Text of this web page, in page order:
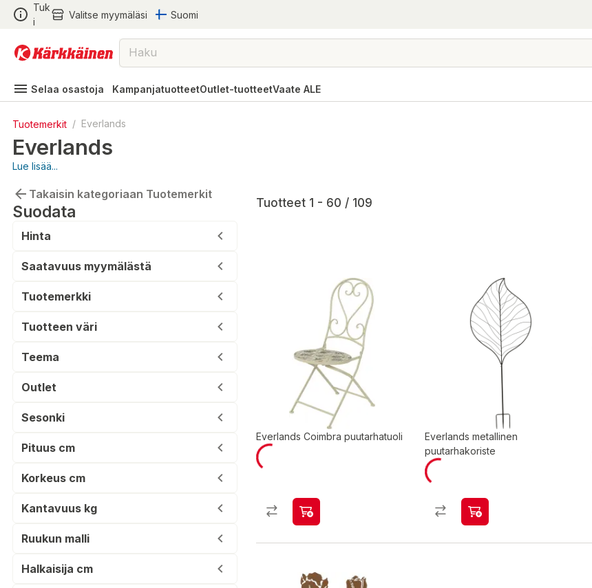
Tuk
i
Valitse myymäläsi Suomi
Selaa osastoja KampanjatuotteetOutlet-tuotteetVaate ALE
Tuotemerkit / Everlands
Everlands
Lue lisää...
Takaisin kategoriaan Tuotemerkit
Suodata
Hinta
Saatavuus myymälästä
Tuotemerkki
Tuotteen väri
Teema
Outlet
Sesonki
Pituus cm
Korkeus cm
Kantavuus kg
Ruukun malli
Halkaisija cm
Tuotteet 1 - 60 / 109
Everlands Coimbra puutarhatuoli
Everlands metallinen
puutarhakoriste